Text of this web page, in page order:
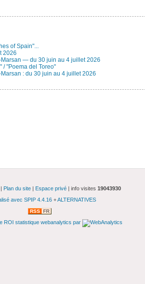
of Spain"...
2026
Marsan — du 30 juin au 4 juillet 2026
/ "Poema del Toreo"
: du 30 juin au 4 juillet 2026
Plan du site| Espace privé| info visites 19043930
avec SPIP 4.4.16 +ALTERNATIVES
RSS FR
ROI statistique webanalytics par